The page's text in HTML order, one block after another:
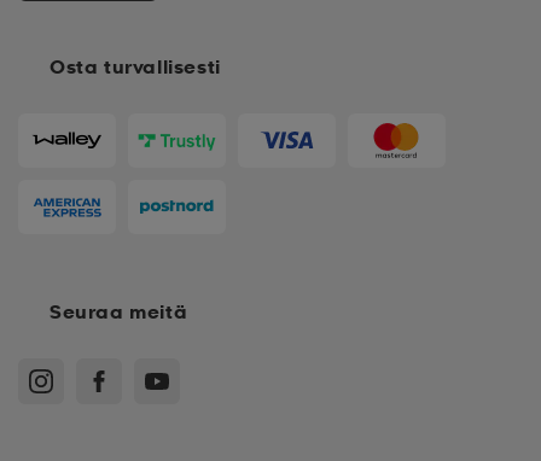
Osta turvallisesti
Seuraa meitä